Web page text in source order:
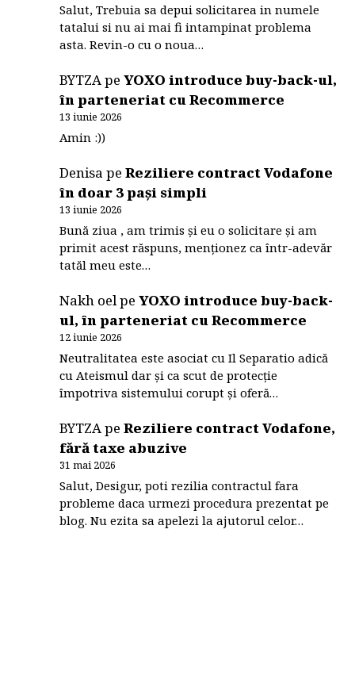
Salut, Trebuia sa depui solicitarea in numele
tatalui si nu ai mai fi intampinat problema
asta. Revin-o cu o noua…
BYTZA peYOXO introduce buy-back-ul,
în parteneriat cu Recommerce
13 iunie 2026
Amin :))
DenisapeReziliere contract Vodafone
în doar 3 pași simpli
13 iunie 2026
Bună ziua , am trimis și eu o solicitare și am
primit acest răspuns, menționez ca într-adevăr
tatăl meu este…
Nakh oelpeYOXO introduce buy-back-
ul, în parteneriat cu Recommerce
12 iunie 2026
Neutralitatea este asociat cu Il Separatio adică
cu Ateismul dar și ca scut de protecție
împotriva sistemului corupt și oferă…
BYTZApeReziliere contract Vodafone,
fără taxe abuzive
31 mai 2026
Salut, Desigur, poti rezilia contractul fara
probleme daca urmezi procedura prezentat pe
blog. Nu ezita sa apelezi la ajutorul celor…